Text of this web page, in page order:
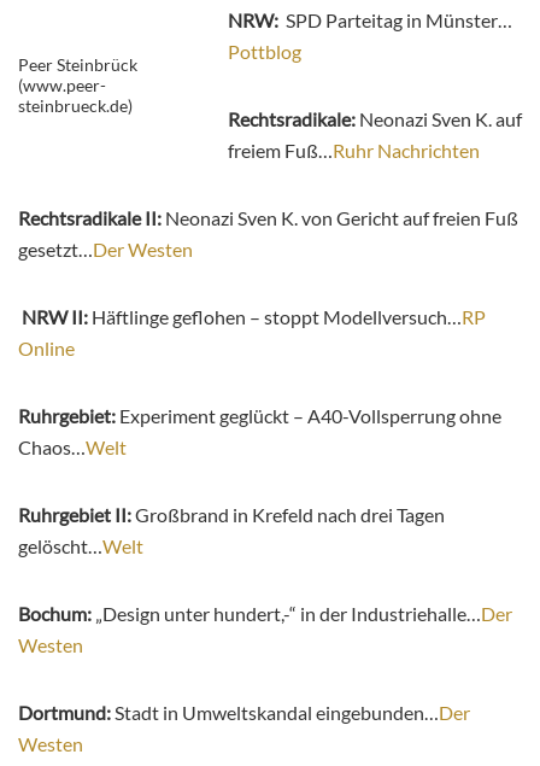
Peer Steinbrück
(www.peer-
steinbrueck.de)
NRW: SPD Parteitag in Münster…
Pottblog
Rechtsradikale: Neonazi Sven K. auf
freiem Fuß… Ruhr Nachrichten
Rechtsradikale II: Neonazi Sven K. von Gericht auf freien Fuß
gesetzt… Der Westen
NRW II: Häftlinge geflohen – stoppt Modellversuch… RP
Online
Ruhrgebiet: Experiment geglückt – A40-Vollsperrung ohne
Chaos… Welt
Ruhrgebiet II:Großbrand in Krefeld nach drei Tagen
gelöscht… Welt
Bochum: „Design unter hundert,-“ in der Industriehalle… Der
Westen
Dortmund: Stadt in Umweltskandal eingebunden… Der
Westen